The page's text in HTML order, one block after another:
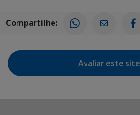
Compartilhe:
Avaliar este site